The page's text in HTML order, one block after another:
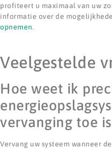
profiteert u maximaal van uw
informatie over de
opnemen.
Veelgestelde
Hoe weet ik
vervanging toe
Vervang uw systeem wanneer